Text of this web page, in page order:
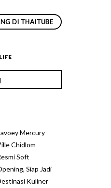
DI THAITUBE
Mercury
Chidlom
Soft
Siap Jadi
Kuliner